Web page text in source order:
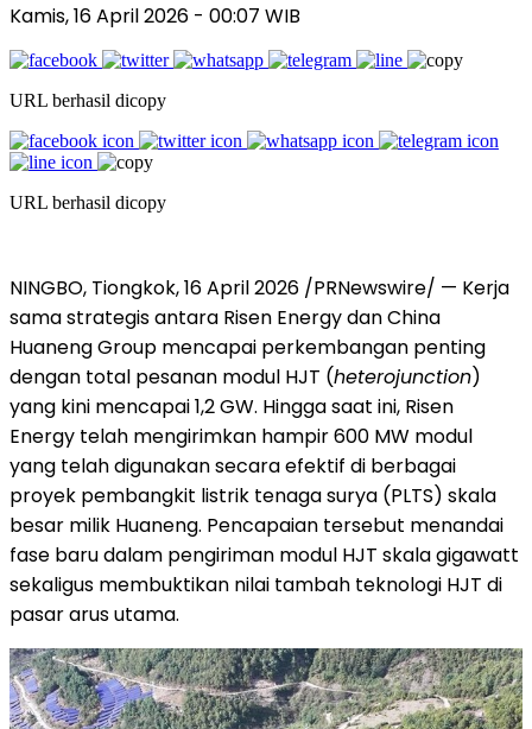
Kamis, 16 April 2026 - 00:07 WIB
URL berhasil dicopy
URL berhasil dicopy
NINGBO, Tiongkok,16 April 2026 /PRNewswire/ — Kerja
sama strategis antara Risen Energy dan China
Huaneng Group mencapai perkembangan penting
dengan total pesanan modul HJT (heterojunction)
yang kini mencapai 1,2 GW. Hingga saat ini, Risen
Energy telah mengirimkan hampir 600 MW modul
yang telah digunakan secara efektif di berbagai
proyek pembangkit listrik tenaga surya (PLTS) skala
besar milik Huaneng. Pencapaian tersebut menandai
fase baru dalam pengiriman modul HJT skala gigawatt
sekaligus membuktikan nilai tambah teknologi HJT di
pasar arus utama.